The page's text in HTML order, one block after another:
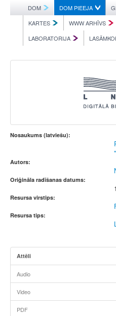
DOM DOM PIEEJA
KARTES
WWW ARHĪVS
LABORATORIJA
Nosaukums (latviešu):
Autors:
Oriģināla radīšanas datums:
Resursa virstips:
Resursa tips:
Attēli
Audio
Video
PDF